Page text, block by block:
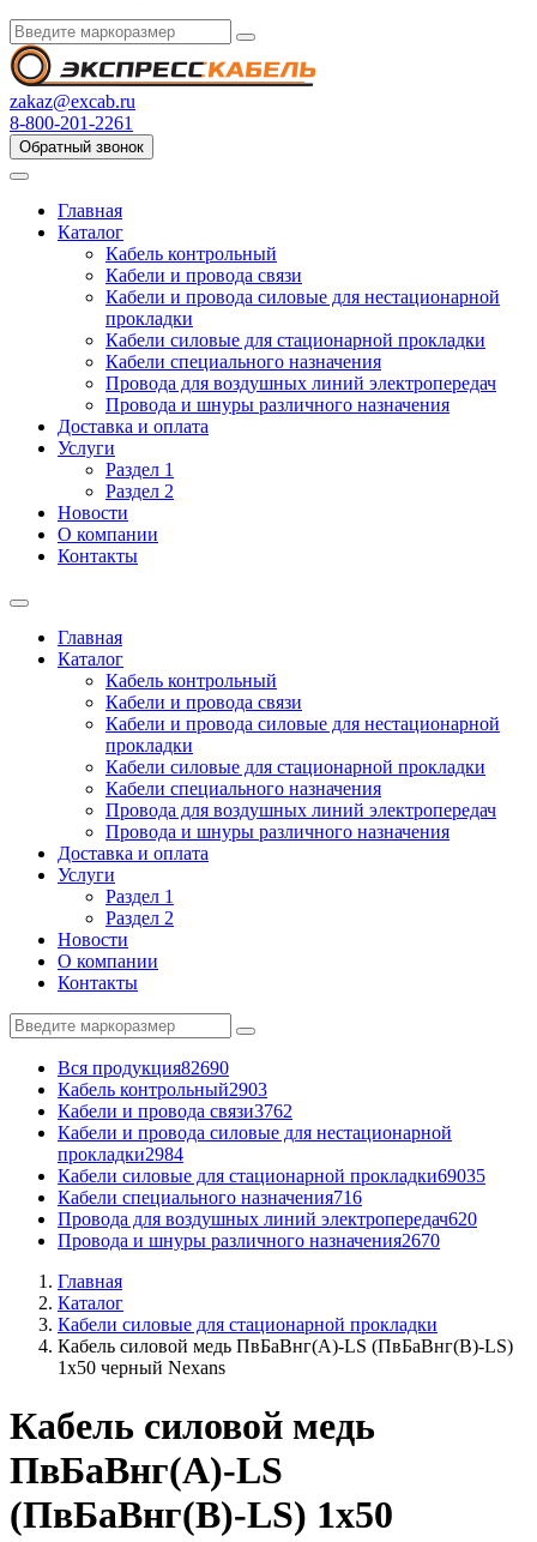
zakaz@excab.ru
8-800-201-2261
Обратный звонок
Главная
Каталог
Кабель контрольный
Кабели и провода связи
Кабели и провода силовые для нестационарной
прокладки
Кабели силовые для стационарной прокладки
Кабели специального назначения
Провода для воздушных линий электропередач
Провода и шнуры различного назначения
Доставка и оплата
Услуги
Раздел 1
Раздел 2
Новости
О компании
Контакты
Главная
Каталог
Кабель контрольный
Кабели и провода связи
Кабели и провода силовые для нестационарной
прокладки
Кабели силовые для стационарной прокладки
Кабели специального назначения
Провода для воздушных линий электропередач
Провода и шнуры различного назначения
Доставка и оплата
Услуги
Раздел 1
Раздел 2
Новости
О компании
Контакты
Вся продукция82690
Кабель контрольный2903
Кабели и провода связи3762
Кабели и провода силовые для нестационарной
прокладки2984
Кабели силовые для стационарной прокладки69035
Кабели специального назначения716
Провода для воздушных линий электропередач620
Провода и шнуры различного назначения2670
Главная
Каталог
Кабели силовые для стационарной прокладки
Кабель силовой медь ПвБаВнг(A)-LS (ПвБаВнг(B)-LS)
1x50 черный Nexans
Кабель силовой медь
ПвБаВнг(A)-LS
(ПвБаВнг(B)-LS) 1x50